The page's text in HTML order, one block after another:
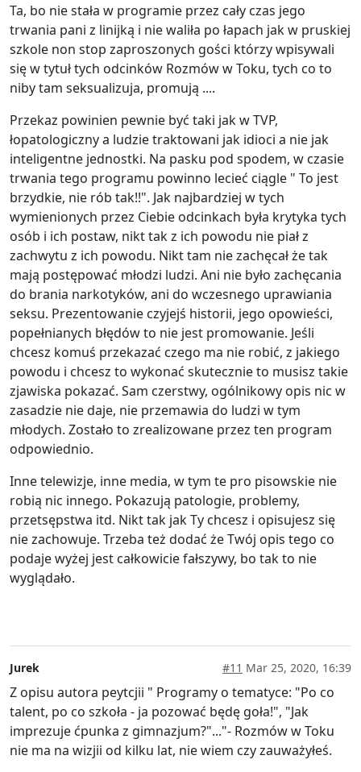
Ta, bo nie stała w programie przez cały czas jego
trwania pani z linijką i nie waliła po łapach jak w pruskiej
szkole non stop zaproszonych gości którzy wpisywali
się w tytuł tych odcinków Rozmów w Toku, tych co to
niby tam seksualizuja, promują ....
Przekaz powinien pewnie być taki jak w TVP,
łopatologiczny a ludzie traktowani jak idioci a nie jak
inteligentne jednostki. Na pasku pod spodem, w czasie
trwania tego programu powinno lecieć ciągle " To jest
brzydkie, nie rób tak!!". Jak najbardziej w tych
wymienionych przez Ciebie odcinkach była krytyka tych
osób i ich postaw, nikt tak z ich powodu nie piał z
zachwytu z ich powodu. Nikt tam nie zachęcał że tak
mają postępować młodzi ludzi. Ani nie było zachęcania
do brania narkotyków, ani do wczesnego uprawiania
seksu. Prezentowanie czyjejś historii, jego opowieści,
popełnianych błędów to nie jest promowanie. Jeśli
chcesz komuś przekazać czego ma nie robić, z jakiego
powodu i chcesz to wykonać skutecznie to musisz takie
zjawiska pokazać. Sam czerstwy, ogólnikowy opis nic w
zasadzie nie daje, nie przemawia do ludzi w tym
młodych. Zostało to zrealizowane przez ten program
odpowiednio.
Inne telewizje, inne media, w tym te pro pisowskie nie
robią nic innego. Pokazują patologie, problemy,
przetsępstwa itd. Nikt tak jak Ty chcesz i opisujesz się
nie zachowuje. Trzeba też dodać że Twój opis tego co
podaje wyżej jest całkowicie fałszywy, bo tak to nie
wyglądało.
Jurek #11 Mar 25, 2020, 16:39
Z opisu autora peytcjii " Programy o tematyce: "Po co
talent, po co szkoła - ja pozować będę goła!", "Jak
imprezuje ćpunka z gimnazjum?"..."- Rozmów w Toku
nie ma na wizjii od kilku lat, nie wiem czy zauważyłeś.